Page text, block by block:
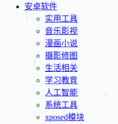
安卓软件
实用工具
音乐影视
漫画小说
摄影修图
生活相关
学习教育
人工智能
系统工具
xposed模块